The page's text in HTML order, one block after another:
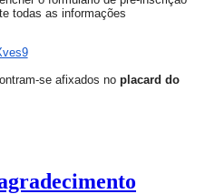
todas as informações
se afixados no placard do